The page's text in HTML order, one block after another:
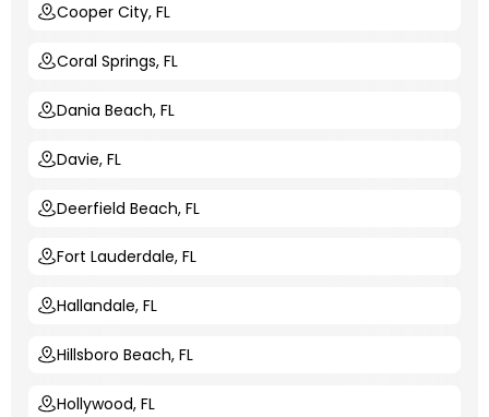
Cooper City, FL
Coral Springs, FL
Dania Beach, FL
Davie, FL
Deerfield Beach, FL
Fort Lauderdale, FL
Hallandale, FL
Hillsboro Beach, FL
Hollywood, FL